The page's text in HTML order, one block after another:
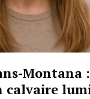
Montana
calvaire